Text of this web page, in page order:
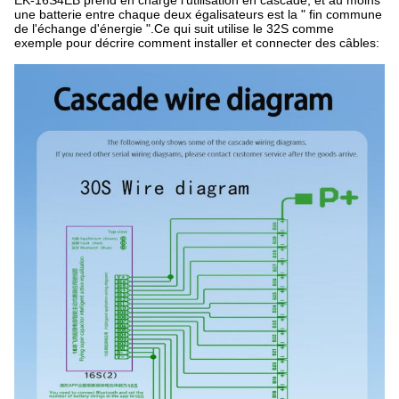
une batterie entre chaque deux égalisateurs est la " fin commune
de l'échange d'énergie ".Ce qui suit utilise le 32S comme
exemple pour décrire comment installer et connecter des câbles: